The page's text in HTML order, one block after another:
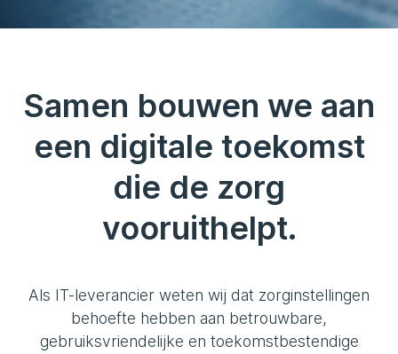
Samen bouwen we aan
een digitale toekomst
die de zorg
vooruithelpt.
Als IT-leverancier weten wij dat zorginstellingen
behoefte hebben aan betrouwbare,
gebruiksvriendelijke en toekomstbestendige